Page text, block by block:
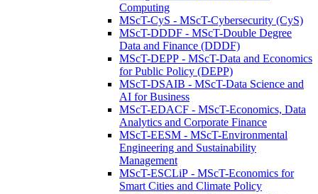
Computing
MScT-CyS - MScT-Cybersecurity (CyS)
MScT-DDDF - MScT-Double Degree
Data and Finance (DDDF)
MScT-DEPP - MScT-Data and Economics
for Public Policy (DEPP)
MScT-DSAIB - MScT-Data Science and
AI for Business
MScT-EDACF - MScT-Economics, Data
Analytics and Corporate Finance
MScT-EESM - MScT-Environmental
Engineering and Sustainability
Management
MScT-ESCLiP - MScT-Economics for
Smart Cities and Climate Policy